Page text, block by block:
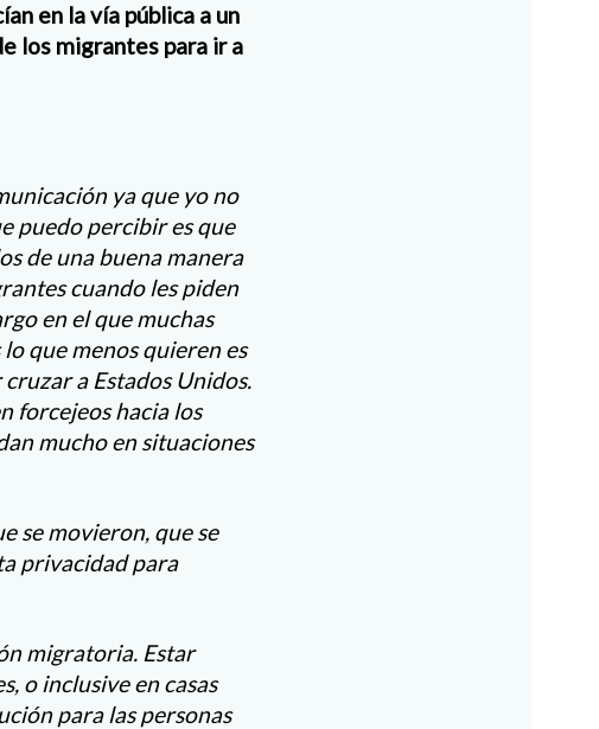
en la vía pública a un
los migrantes para ir a
ya que yo no
puedo percibir es que
de una buena manera
cuando les piden
en el que muchas
que menos quieren es
a Estados Unidos.
forcejeos hacia los
mucho en situaciones
se movieron, que se
privacidad para
migratoria. Estar
o inclusive en casas
para las personas